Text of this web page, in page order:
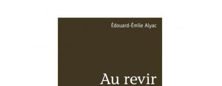
SOCIÉTÉ DES ÉCRIVAINS
MON PETIT ÉDITEUR